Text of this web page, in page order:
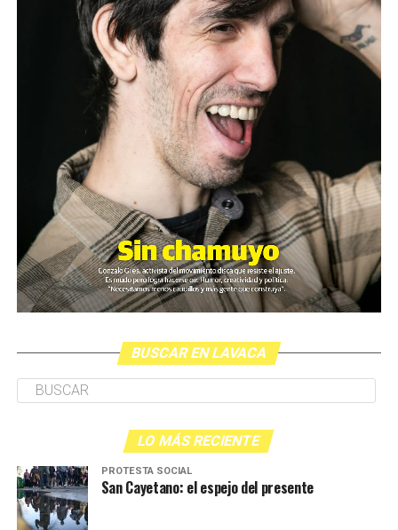
BUSCAR EN LAVACA
LO MÁS RECIENTE
PROTESTA SOCIAL
San Cayetano: el espejo del presente